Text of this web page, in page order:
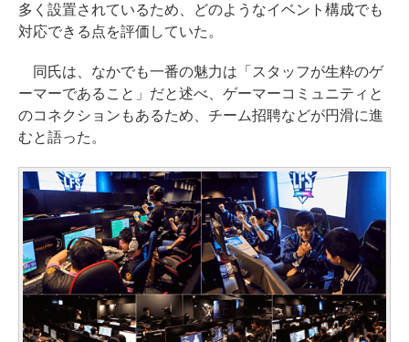
多く設置されているため、どのようなイベント構成でも
対応できる点を評価していた。
同氏は、なかでも一番の魅力は「スタッフが生粋のゲ
ーマーであること」だと述べ、ゲーマーコミュニティと
のコネクションもあるため、チーム招聘などが円滑に進
むと語った。